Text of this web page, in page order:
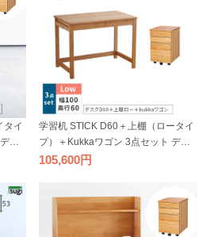
タイ
ス
場
ナ
日
学習机 STICK D60＋上棚（ロータイ
プ）＋Kukkaワゴン 3点セット デス
クセット 奥行60cm 幅100cm 杉工場
日本製
105,600